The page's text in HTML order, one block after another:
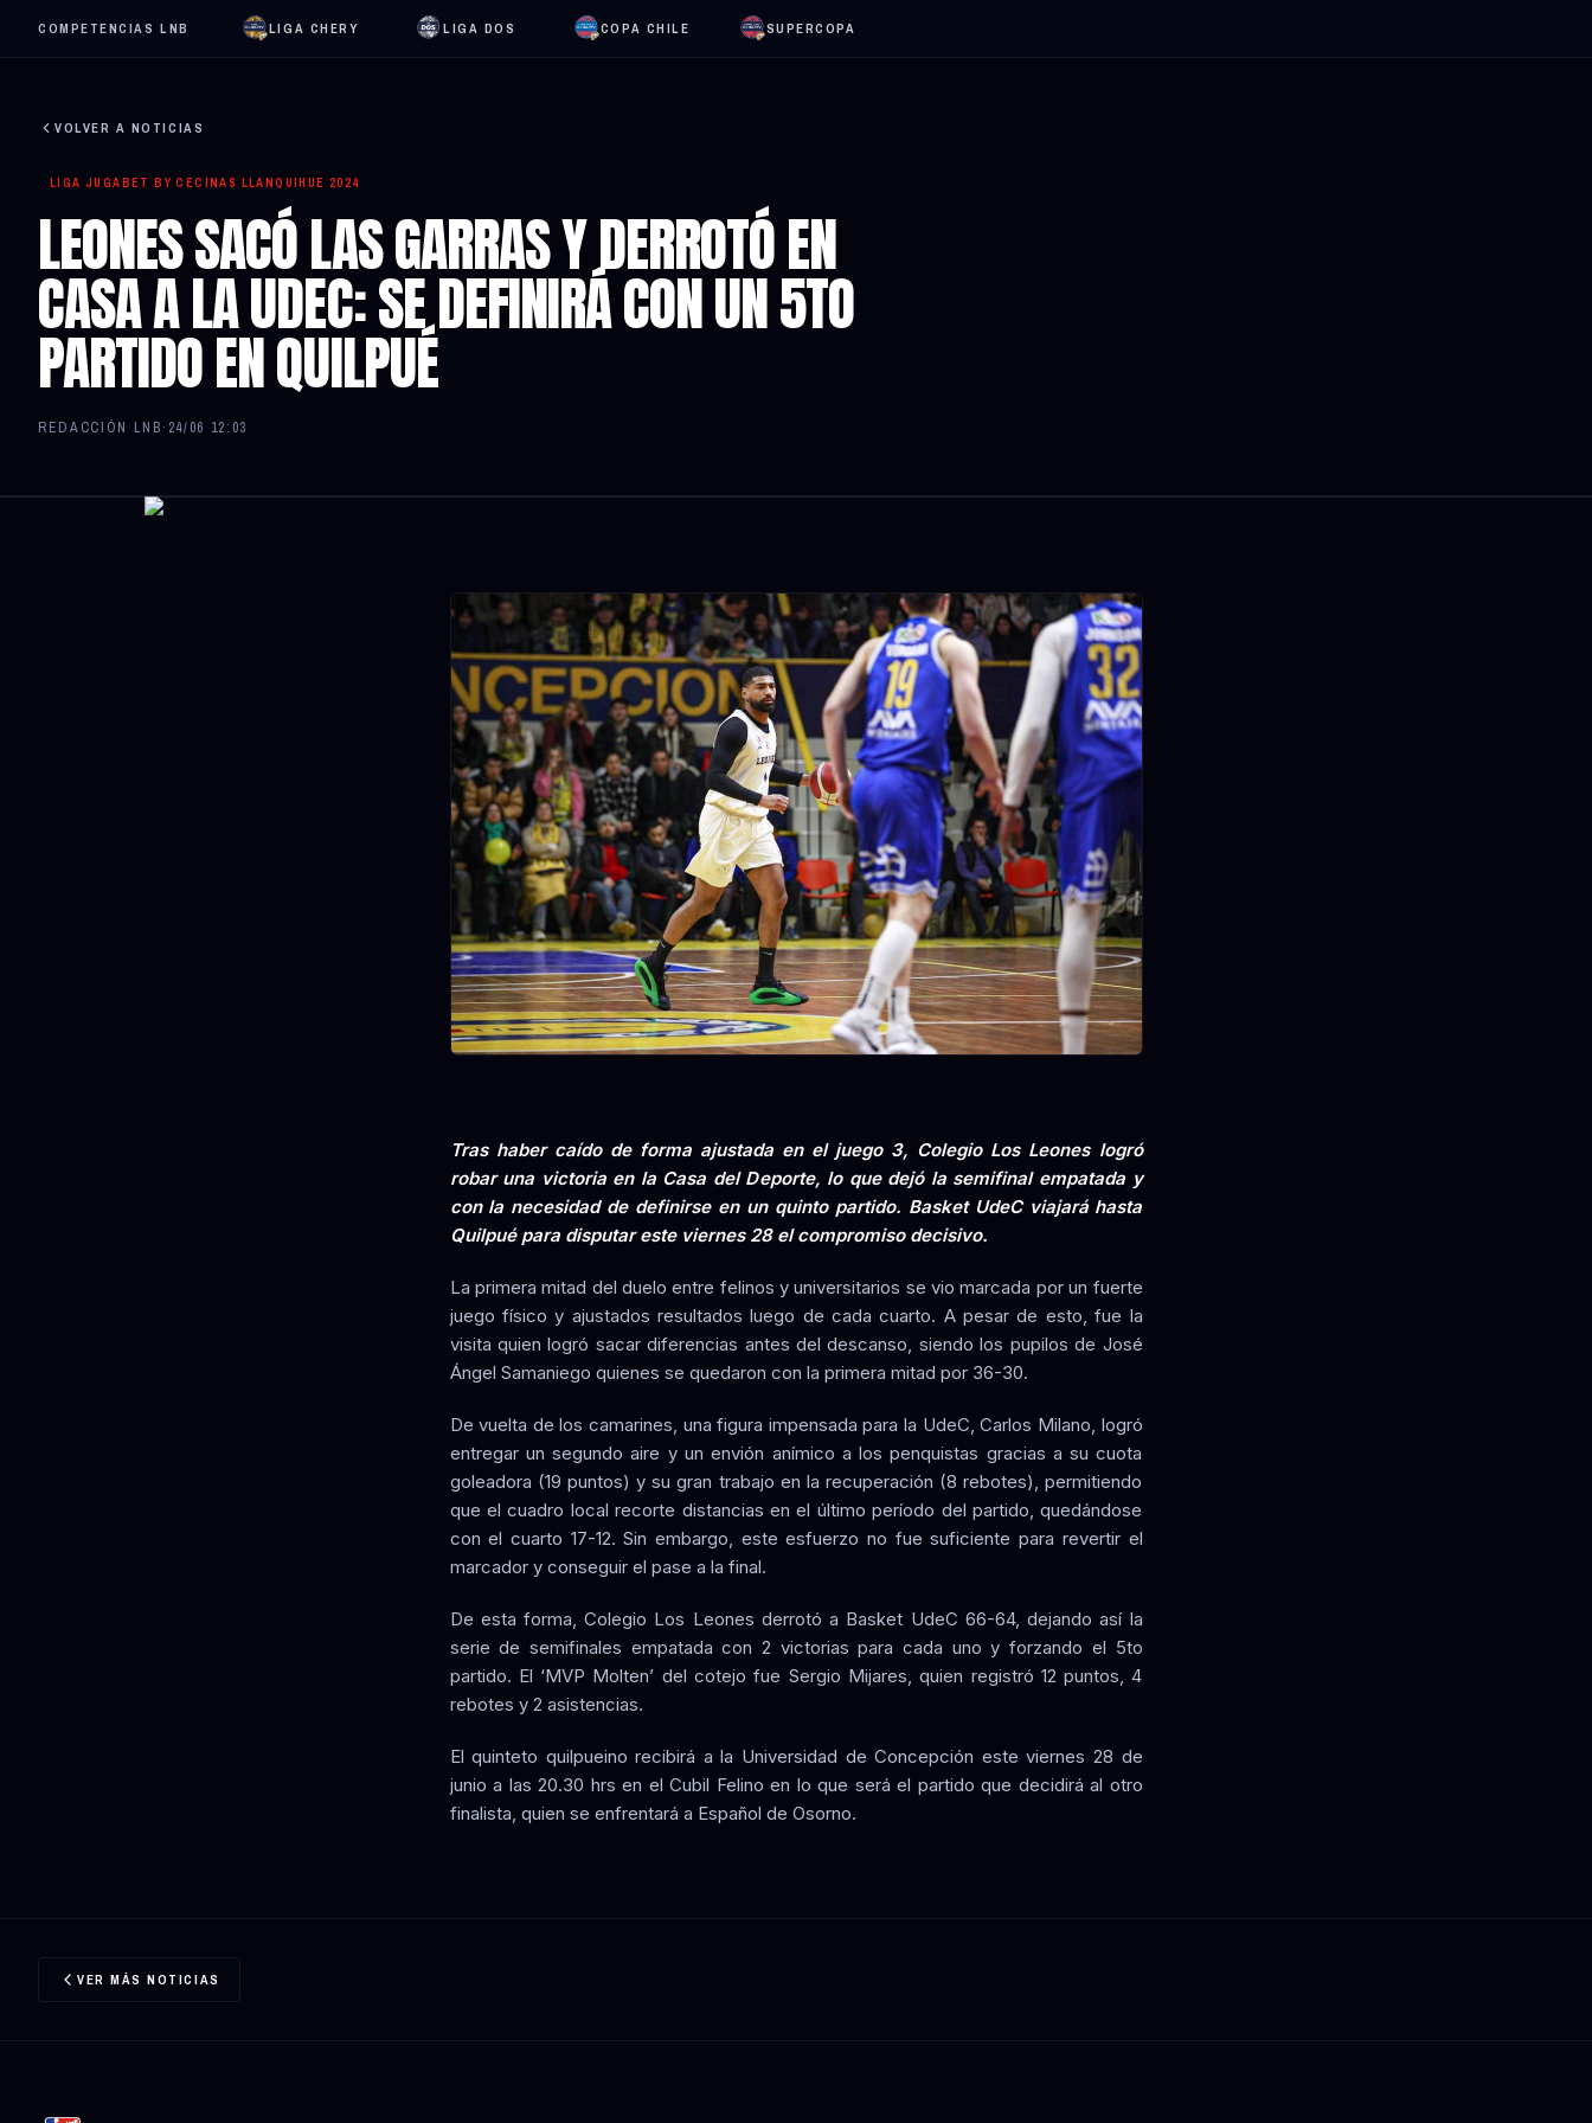
COMPETENCIAS LNB LIGA CHERY LIGA DOS COPA CHILE SUPERCOPA
VOLVER A NOTICIAS
LIGA JUGABET BY CECINAS LLANQUIHUE 2024
LEONES SACÓ LAS GARRAS Y DERROTÓ EN
CASA A LA UDEC: SE DEFINIRÁ CON UN 5TO
PARTIDO EN QUILPUÉ
REDACCIÓN LNB· 24/06 12:03
Tras haber caído de forma ajustada en el juego 3, Colegio Los Leones logró
robar una victoria en la Casa del Deporte, lo que dejó la semifinal empatada y
con la necesidad de definirse en un quinto partido. Basket UdeC viajará hasta
Quilpué para disputar este viernes 28 el compromiso decisivo.
La primera mitad del duelo entre felinos y universitarios se vio marcada por un fuerte
juego físico y ajustados resultados luego de cada cuarto. A pesar de esto, fue la
visita quien logró sacar diferencias antes del descanso, siendo los pupilos de José
Ángel Samaniego quienes se quedaron con la primera mitad por 36-30.
De vuelta de los camarines, una figura impensada para la UdeC, Carlos Milano, logró
entregar un segundo aire y un envión anímico a los penquistas gracias a su cuota
goleadora (19 puntos) y su gran trabajo en la recuperación (8 rebotes), permitiendo
que el cuadro local recorte distancias en el último período del partido, quedándose
con el cuarto 17-12. Sin embargo, este esfuerzo no fue suficiente para revertir el
marcador y conseguir el pase a la final.
De esta forma, Colegio Los Leones derrotó a Basket UdeC 66-64, dejando así la
serie de semifinales empatada con 2 victorias para cada uno y forzando el 5to
partido. El ‘MVP Molten’ del cotejo fue Sergio Mijares, quien registró 12 puntos, 4
rebotes y 2 asistencias.
El quinteto quilpueino recibirá a la Universidad de Concepción este viernes 28 de
junio a las 20.30 hrs en el Cubil Felino en lo que será el partido que decidirá al otro
finalista, quien se enfrentará a Español de Osorno.
VER MÁS NOTICIAS